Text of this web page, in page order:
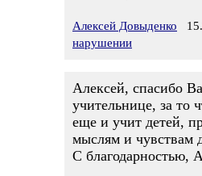
Алексей Довыденко
нарушении
Алексей, спасибо
учительнице, за то
еще и учит детей,
мыслям и чувствам
С благодарностью,